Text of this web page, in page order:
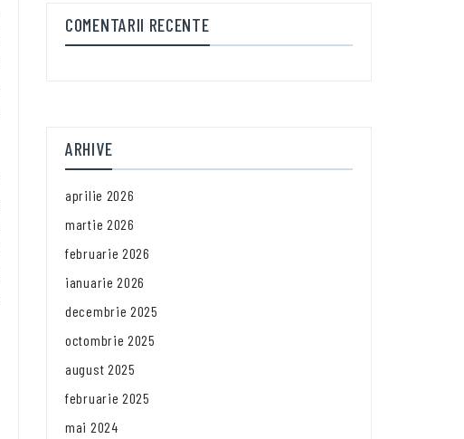
COMENTARII RECENTE
ARHIVE
aprilie 2026
martie 2026
februarie 2026
ianuarie 2026
decembrie 2025
octombrie 2025
august 2025
februarie 2025
mai 2024